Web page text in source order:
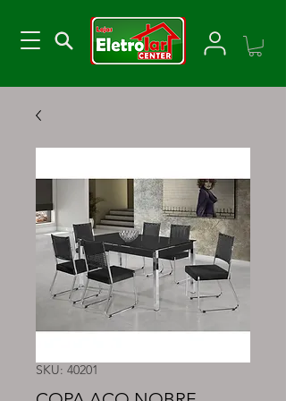
SKU: 40201